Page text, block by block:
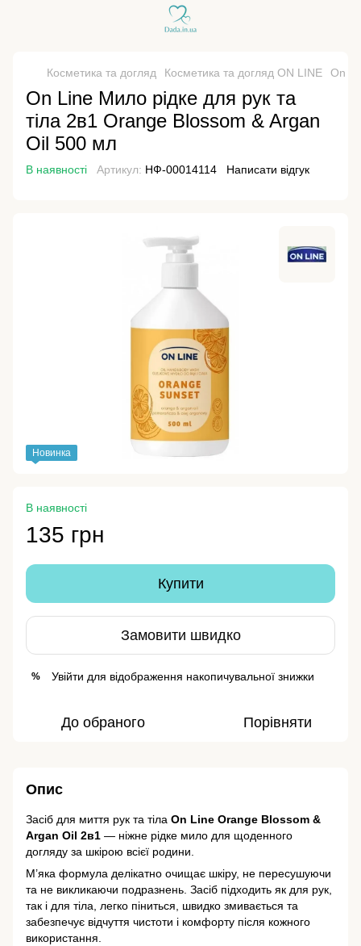
Косметика та догляд Косметика та догляд ON LINE On
On Line Мило рідке для рук та
тіла 2в1 Orange Blossom & Argan
Oil 500 мл
В наявності Артикул: НФ-00014114 Написати відгук
Новинка
В наявності
135 грн
Купити
Замовити швидко
% Увійти для відображення накопичувальної знижки
До обраного Порівняти
Опис
Засіб для миття рук та тіла On Line Orange Blossom &
Argan Oil 2в1 — ніжне рідке мило для щоденного
догляду за шкірою всієї родини.
М’яка формула делікатно очищає шкіру, не пересушуючи
та не викликаючи подразнень. Засіб підходить як для рук,
так і для тіла, легко піниться, швидко змивається та
забезпечує відчуття чистоти і комфорту після кожного
використання.